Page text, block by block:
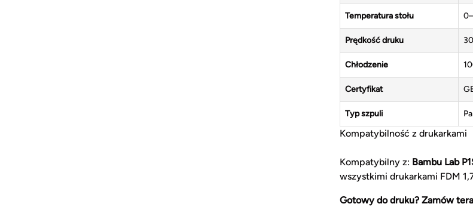
Temperatura stołu
Prędkość druku
Chłodzenie
Certyfikat
Typ szpuli
Kompatybilność z drukarkami
Kompatybilny z: Bambu Lab
wszystkimi drukarkami FDM
Gotowy do druku? Zamów